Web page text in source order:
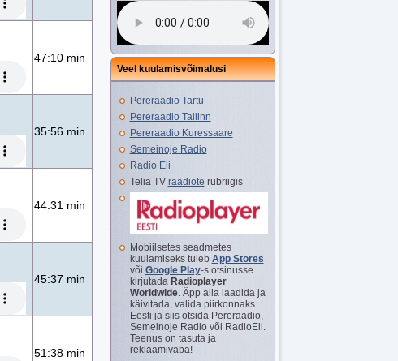
47:10 min
35:56 min
44:31 min
45:37 min
51:38 min
Veel kuulamisvõimalusi
Pereraadio Tartu
Pereraadio Tallinn
Pereraadio Kuressaare
Semeinoje Radio
Radio Eli
Telia TV raadiote rubriigis
Mobiilsetes seadmetes
kuulamiseks tuleb App Stores
või Google Play-s otsinusse
kirjutada Radioplayer
Worldwide. Äpp alla laadida ja
käivitada, valida piirkonnaks
Eesti ja siis otsida Pereraadio,
Semeinoje Radio või RadioEli.
Teenus on tasuta ja
reklaamivaba!